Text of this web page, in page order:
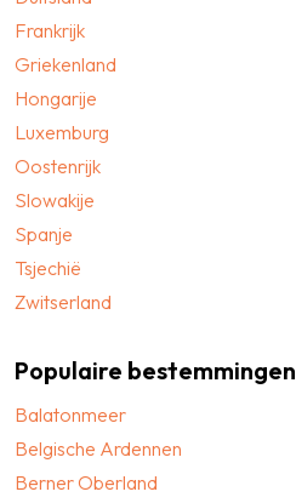
Frankrijk
Griekenland
Hongarije
Luxemburg
Oostenrijk
Slowakije
Spanje
Tsjechië
Zwitserland
Populaire bestemmingen
Balatonmeer
Belgische Ardennen
Berner Oberland